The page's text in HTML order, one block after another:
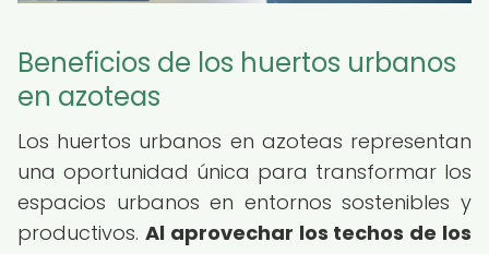
Beneficios de los huertos urbanos
en azoteas
Los huertos urbanos en azoteas representan
una oportunidad única para transformar los
espacios urbanos en entornos sostenibles y
productivos. Al aprovechar los techos de los